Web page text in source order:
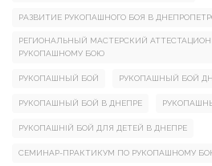
РАЗВИТИЕ РУКОПАШНОГО БОЯ В
РЕГИОНАЛЬНЫЙ МАСТЕРСКИЙ
РУКОПАШНОМУ БОЮ
РУКОПАШНЫЙ БОЙ РУКОПАШНЫЙ БОЙ
РУКОПАШНЫЙ БОЙ В ДНЕПРЕ
РУКОПАШНІЙ БОЙ ДЛЯ ДЕТЕЙ В ДНЕПРЕ
СЕМИНАР-ПРАКТИКУМ ПО РУКОПАШНОМУ